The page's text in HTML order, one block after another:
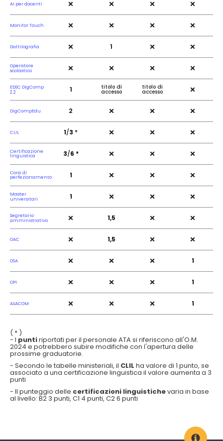
AI per docenti × × × ×
Monitor Touch × × × ×
Dattilografia × 1 × ×
Operatore
scolastico
× × × ×
EDSC DigComp
2.2
1 titolo di
accesso
titolo di
accesso ×
DigCompEdu 2 × × ×
CLIL 1/3 * × × ×
Certificazione
linguistica 3/6 * × × ×
Corsi di
perfezionamento 1 × × ×
Master
universitari
1 × × ×
Segretario
amministrativo
× 1,5 × ×
OAC × 1,5 × ×
OSA × × × 1
OPI × × × 1
ASACOM × × × 1
( * )
- I puntiriportati per il personale ATA si riferiscono all'O.M.
2024 e potrebbero subire modifiche con l'apertura delle
prossime graduatorie.
- Secondo le tabelle ministeriali, il CLIL ha valore di 1 punto, se
associato a una certificazione linguistica il valore aumenta a 3
punti
- Il punteggio delle certificazioni linguistichevaria in base
al livello: B2 3 punti, C1 4 punti, C2 6 punti